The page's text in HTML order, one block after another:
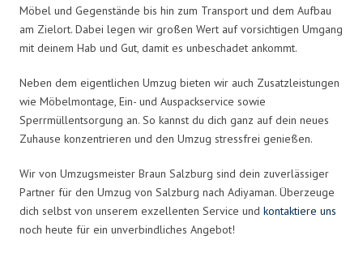
Möbel und Gegenstände bis hin zum Transport und dem Aufbau
am Zielort. Dabei legen wir großen Wert auf vorsichtigen Umgang
mit deinem Hab und Gut, damit es unbeschadet ankommt.
Neben dem eigentlichen Umzug bieten wir auch Zusatzleistungen
wie Möbelmontage, Ein- und Auspackservice sowie
Sperrmüllentsorgung an. So kannst du dich ganz auf dein neues
Zuhause konzentrieren und den Umzug stressfrei genießen.
Wir von Umzugsmeister Braun Salzburg sind dein zuverlässiger
Partner für den Umzug von Salzburg nach Adiyaman. Überzeuge
dich selbst von unserem exzellenten Service und kontaktiere uns
noch heute für ein unverbindliches Angebot!